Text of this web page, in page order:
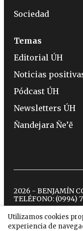
Utilizamos cookies
experiencia de
Sociedad
Temas
Editorial ÚH
Noticias
Pódcast ÚH
Newsletters ÚH
Ñandejara Ñe’ẽ
2026 - BENJAMÍN
TELÉFONO: (0994)